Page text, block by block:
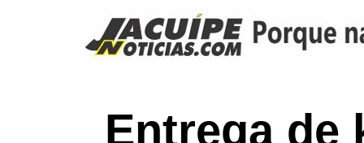
Entrega de